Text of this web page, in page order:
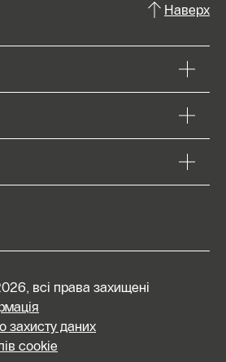
Наверх
всі права захищені
захисту даних
cookie